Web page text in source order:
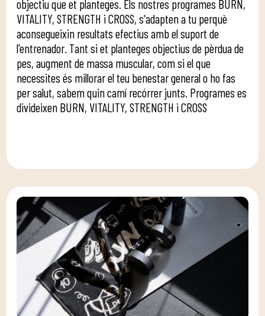
objectiu que et planteges. Els nostres programes BURN,
VITALITY, STRENGTH i CROSS, s'adapten a tu perquè
aconsegueixin resultats efectius amb el suport de
l'entrenador. Tant si et planteges objectius de pèrdua de
pes, augment de massa muscular, com si el que
necessites és millorar el teu benestar general o ho fas
per salut, sabem quin camí recórrer junts. Programes es
divideixen BURN, VITALITY, STRENGTH i CROSS